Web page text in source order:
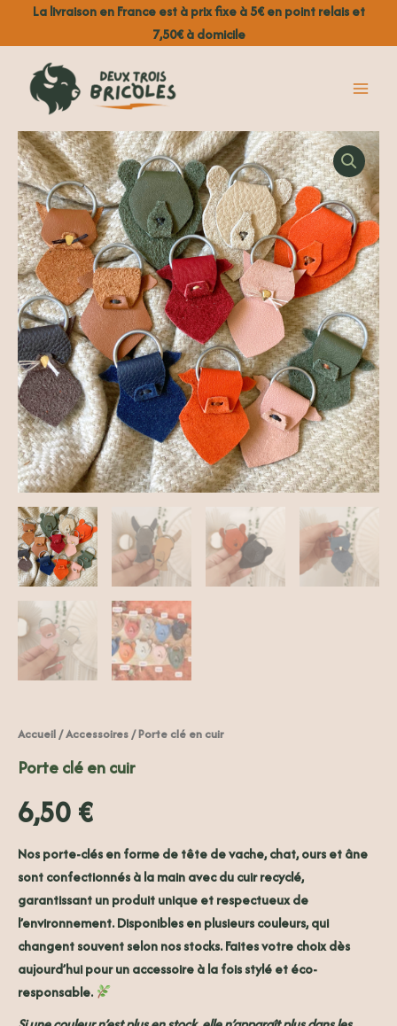
La livraison en France est à prix fixe à 5€ en point relais et
7,50€ à domicile
Accueil/Accessoires/ Porte clé en cuir
Porte clé en cuir
6,50€
Nos porte-clés en forme de tête de vache, chat, ours et âne
sont confectionnés à la main avec du cuir recyclé,
garantissant un produit unique et respectueux de
l’environnement. Disponibles en plusieurs couleurs, qui
changent souvent selon nos stocks. Faites votre choix dès
aujourd’hui pour un accessoire à la fois stylé et éco-
responsable.
quantité
de
Porte
clé
en
cuir